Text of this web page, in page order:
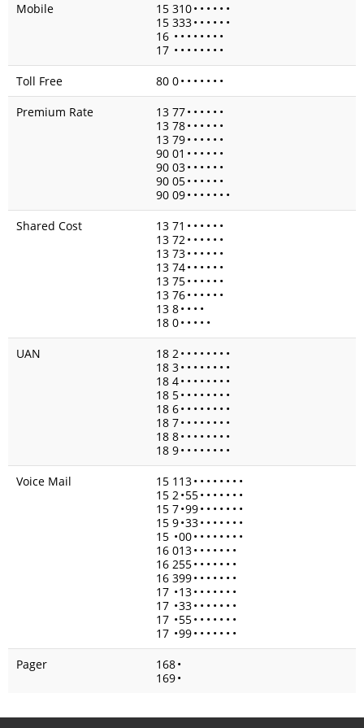
Mobile
15 310• • • • • •
15 333• • • • • •
16 • • • • • • • •
17 • • • • • • • •
Toll Free
80 0• • • • • • •
Premium Rate
13 77• • • • • •
13 78• • • • • •
13 79• • • • • •
90 01 • • • • • •
90 03• • • • • •
90 05• • • • • •
90 09• • • • • • •
Shared Cost
13 71 • • • • • •
13 72• • • • • •
13 73• • • • • •
13 74• • • • • •
13 75• • • • • •
13 76• • • • • •
13 8• • • •
18 0• • • • •
UAN
18 2• • • • • • • •
18 3• • • • • • • •
18 4• • • • • • • •
18 5• • • • • • • •
18 6• • • • • • • •
18 7• • • • • • • •
18 8• • • • • • • •
18 9• • • • • • • •
Voice Mail
15 113• • • • • • • •
15 2•55• • • • • • •
15 7•99• • • • • • •
15 9•33• • • • • • •
15 •00• • • • • • • •
16 013• • • • • • •
16 255• • • • • • •
16 399• • • • • • •
17 •13• • • • • • •
17 •33• • • • • • •
17 •55• • • • • • •
17 •99• • • • • • •
Pager
168•
169•